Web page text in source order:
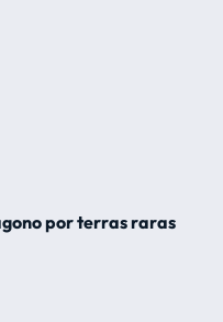
por terras raras